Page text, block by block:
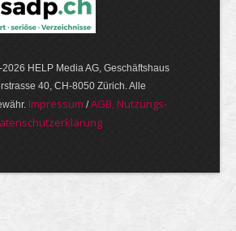
HELP Media AG, Geschäftshaus
40, CH-8050 Zürich. Alle
Im­pres­sum /AGB, Nut­zungs­